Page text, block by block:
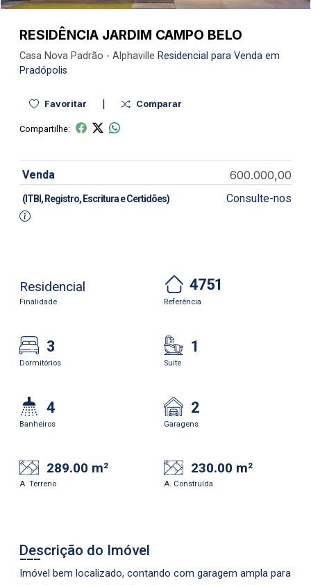
RESIDÊNCIA JARDIM CAMPO BELO
Casa Nova Padrão - Alphaville Residencial para Venda em
Pradópolis
Favoritar | Comparar
Compartilhe:
Venda 600.000,00
(ITBI, Registro, Escritura e Certidões) Consulte-nos
Residencial
Finalidade
4751
Referência
3
Dormitórios
1
Suite
4
Banheiros
2
Garagens
289.00 m²
A. Terreno
230.00 m²
A. Construída
Descrição do Imóvel
Imóvel bem localizado, contando com garagem ampla para